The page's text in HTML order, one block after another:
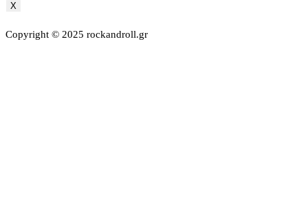
X
Copyright © 2025 rockandroll.gr